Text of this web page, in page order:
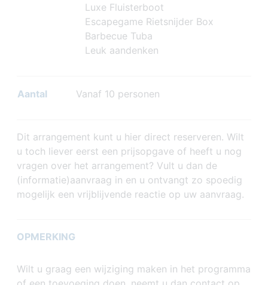
Luxe Fluisterboot
Escapegame Rietsnijder Box
Barbecue Tuba
Leuk aandenken
Aantal Vanaf 10 personen
Dit arrangement kunt u hier direct reserveren. Wilt
u toch liever eerst een prijsopgave of heeft u nog
vragen over het arrangement? Vult u dan de
(informatie)aanvraag in en u ontvangt zo spoedig
mogelijk een vrijblijvende reactie op uw aanvraag.
OPMERKING
Wilt u graag een wijziging maken in het programma